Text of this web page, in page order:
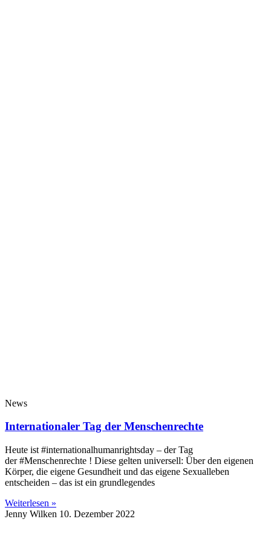
News
Internationaler Tag der Menschenrechte
Heute ist #internationalhumanrightsday – der Tag
der #Menschenrechte ! Diese gelten universell: Über den eigenen
Körper, die eigene Gesundheit und das eigene Sexualleben
entscheiden – das ist ein grundlegendes
Weiterlesen »
Jenny Wilken 10. Dezember 2022